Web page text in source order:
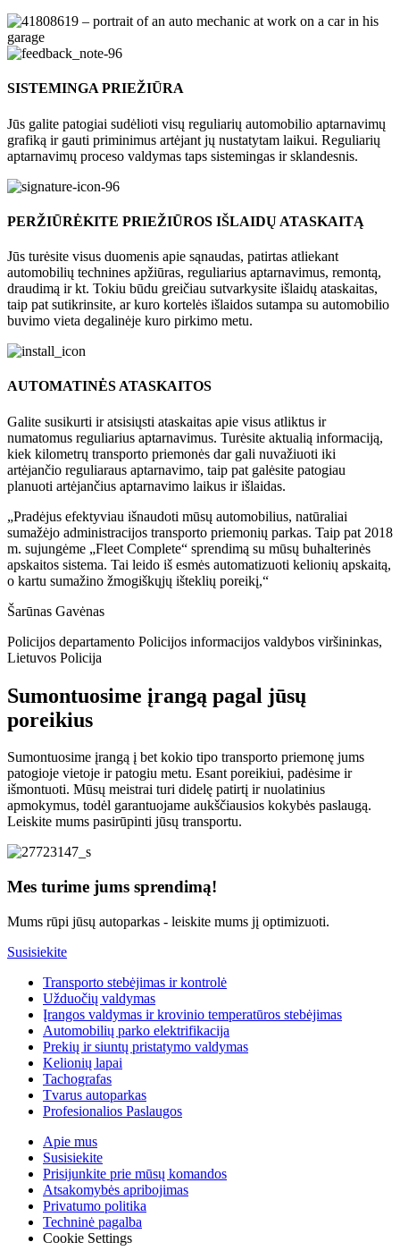
SISTEMINGA PRIEŽIŪRA
Jūs galite patogiai sudėlioti visų reguliarių automobilio aptarnavimų
grafiką ir gauti priminimus artėjant jų nustatytam laikui. Reguliarių
aptarnavimų proceso valdymas taps sistemingas ir sklandesnis.
PERŽIŪRĖKITE PRIEŽIŪROS IŠLAIDŲ ATASKAITĄ
Jūs turėsite visus duomenis apie sąnaudas, patirtas atliekant
automobilių technines apžiūras, reguliarius aptarnavimus, remontą,
draudimą ir kt. Tokiu būdu greičiau sutvarkysite išlaidų ataskaitas,
taip pat sutikrinsite, ar kuro kortelės išlaidos sutampa su automobilio
buvimo vieta degalinėje kuro pirkimo metu.
AUTOMATINĖS ATASKAITOS
Galite susikurti ir atsisiųsti ataskaitas apie visus atliktus ir
numatomus reguliarius aptarnavimus. Turėsite aktualią informaciją,
kiek kilometrų transporto priemonės dar gali nuvažiuoti iki
artėjančio reguliaraus aptarnavimo, taip pat galėsite patogiau
planuoti artėjančius aptarnavimo laikus ir išlaidas.
„Pradėjus efektyviau išnaudoti mūsų automobilius, natūraliai
sumažėjo administracijos transporto priemonių parkas. Taip pat 2018
m. sujungėme „Fleet Complete“ sprendimą su mūsų buhalterinės
apskaitos sistema. Tai leido iš esmės automatizuoti kelionių apskaitą,
o kartu sumažino žmogiškųjų išteklių poreikį,“
Šarūnas Gavėnas
Policijos departamento Policijos informacijos valdybos viršininkas,
Lietuvos Policija
Sumontuosime įrangą pagal jūsų
poreikius
Sumontuosime įrangą į bet kokio tipo transporto priemonę jums
patogioje vietoje ir patogiu metu. Esant poreikiui, padėsime ir
išmontuoti. Mūsų meistrai turi didelę patirtį ir nuolatinius
apmokymus, todėl garantuojame aukščiausios kokybės paslaugą.
Leiskite mums pasirūpinti jūsų transportu.
Mes turime jums sprendimą!
Mums rūpi jūsų autoparkas - leiskite mums jį optimizuoti.
Susisiekite
Transporto stebėjimas ir kontrolė
Užduočių valdymas
Įrangos valdymas ir krovinio temperatūros stebėjimas
Automobilių parko elektrifikacija
Prekių ir siuntų pristatymo valdymas
Kelionių lapai
Tachografas
Tvarus autoparkas
Profesionalios Paslaugos
Apie mus
Susisiekite
Prisijunkite prie mūsų komandos
Atsakomybės apribojimas
Privatumo politika
Techninė pagalba
Cookie Settings